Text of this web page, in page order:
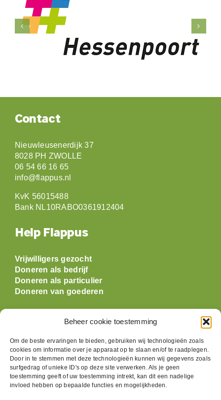
Beheer cookie toestemming
Om de beste ervaringen te bieden, gebruiken wij technologieën zoals
cookies om informatie over je apparaat op te slaan en/of te raadplegen.
Door in te stemmen met deze technologieën kunnen wij gegevens zoals
surfgedrag of unieke ID's op deze site verwerken. Als je geen
toestemming geeft of uw toestemming intrekt, kan dit een nadelige
invloed hebben op bepaalde functies en mogelijkheden.
Nieuwleusenerdijk 37
8028 PH ZWOLLE
06 54 66 16 65
KvK 56015488
Help Flappus
Vrijwilligers gezocht
Doneren als bedrijf
Doneren als particulier
Openingstijden
Maandag: gesloten
Dinsdag:09:30 t/m 17:00
Woensdag:09:30 t/m 17:00
Donderdag:09:30 t/m 17:00